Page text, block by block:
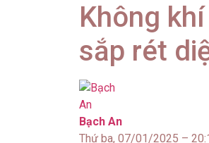
Không
sắp rét
Bạch An
Thứ ba, 07/01/2025 –